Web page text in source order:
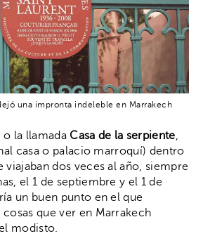
una impronta indeleble en Marrakech
o la llamadaCasa de la serpiente,
casa o palacio marroquí) dentro
viajaban dos veces al año, siempre
el 1 de septiembre y el 1 de
un buen punto en el que
que ver en Marrakech
modisto.